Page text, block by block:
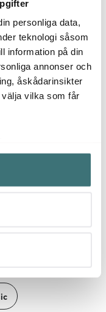
personliga data,
teknologi såsom
information på din
annonser och
åskådarinsikter
vilka som får
plats som
flera meter
skanna den för
uppgifter
när som
annonserna
du tycker om. Det
Silver
kr
delar
kunder